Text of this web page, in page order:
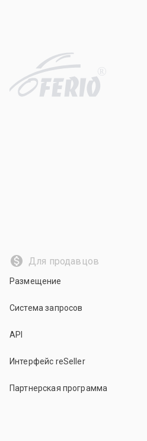
R
Для продавцов
Размещение
Система запросов
API
Интерфейс reSeller
Партнерская программа